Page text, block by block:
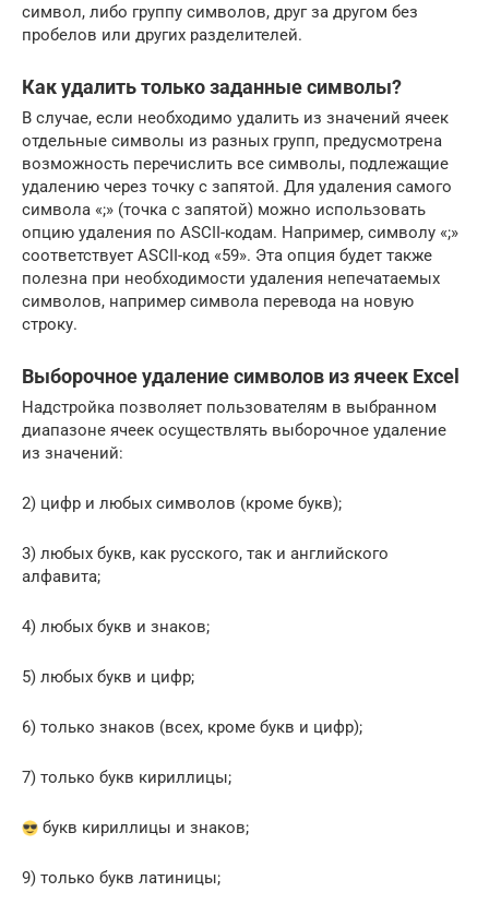
символ, либо группу символов, друг за другом без
пробелов или других разделителей.
Как удалить только заданные символы?
В случае, если необходимо удалить из значений ячеек
отдельные символы из разных групп, предусмотрена
возможность перечислить все символы, подлежащие
удалению через точку с запятой. Для удаления самого
символа «;» (точка с запятой) можно использовать
опцию удаления по ASCII-кодам. Например, символу «;»
соответствует ASCII-код «59». Эта опция будет также
полезна при необходимости удаления непечатаемых
символов, например символа перевода на новую
строку.
Выборочное удаление символов из ячеек Excel
Надстройка позволяет пользователям в выбранном
диапазоне ячеек осуществлять выборочное удаление
из значений:
2) цифр и любых символов (кроме букв);
3) любых букв, как русского, так и английского
алфавита;
4) любых букв и знаков;
5) любых букв и цифр;
6) только знаков (всех, кроме букв и цифр);
7) только букв кириллицы;
букв кириллицы и знаков;
9) только букв латиницы;